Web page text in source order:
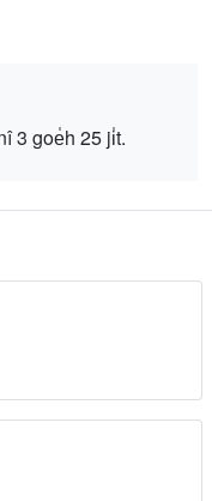
3 goe̍h 25 ji̍t.